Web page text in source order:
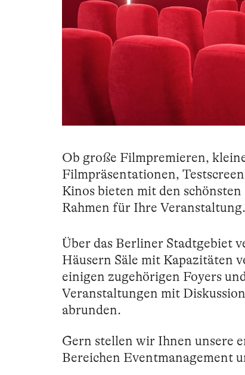
Ob große Filmpremieren,
Filmpräsentationen,
Kinos bieten mit den schönsten
Rahmen für Ihre Veranstaltung.
Über das Berliner Stadtgebiet
Häusern Säle mit Kapazitäten
einigen zugehörigen Foyers
Veranstaltungen mit
abrunden.
Gern stellen wir Ihnen unsere
Bereichen Eventmanagement